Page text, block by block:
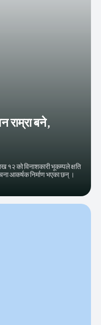
राम्रा बने,
१२ को विनाशकारी भूकम्पले क्षति
आकर्षक निर्माण भएका छन् ।